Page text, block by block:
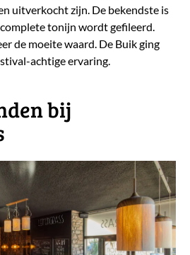
uitverkocht zijn. De bekendste is
tonijn wordt gefileerd.
de moeite waard. De Buik ging
achtige ervaring.
bij